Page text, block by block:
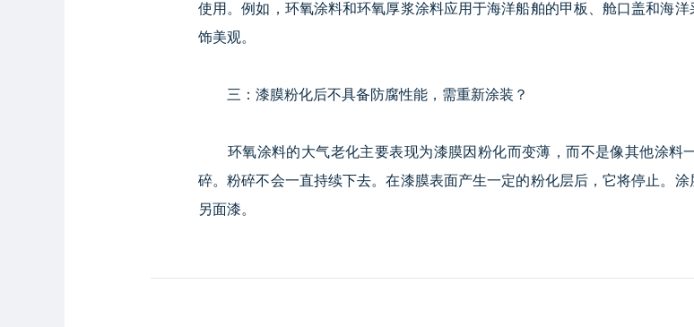
使用。例如，环氧涂料和环氧厚浆涂料应用于海洋船舶的甲板、舱口盖和海
饰美观。
三：漆膜粉化后不具备防腐性能，需重新涂装？
环氧涂料的大气老化主要表现为漆膜因粉化而变薄，而不是像其他涂料
碎。粉碎不会一直持续下去。在漆膜表面产生一定的粉化层后，它将停止。
另面漆。